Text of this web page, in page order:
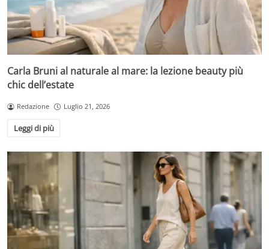
Carla Bruni al naturale al mare: la lezione beauty più
chic dell’estate
Redazione Luglio 21, 2026
Leggi di più